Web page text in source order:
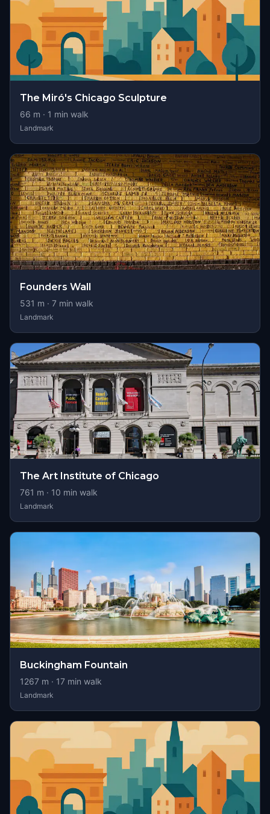
The Miró's Chicago Sculpture
66 m · 1 min walk
Landmark
Founders Wall
531 m · 7 min walk
Landmark
The Art Institute of Chicago
761 m · 10 min walk
Landmark
Buckingham Fountain
1267 m · 17 min walk
Landmark